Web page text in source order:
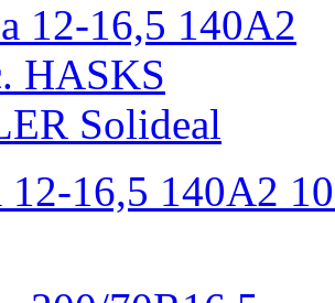
16,5 140A2